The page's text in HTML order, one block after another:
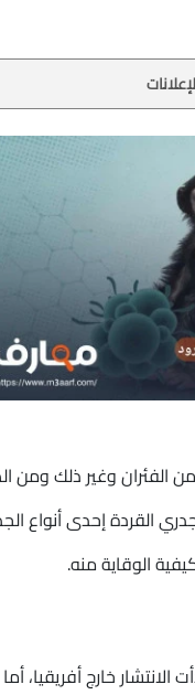
وغير ذلك ومن
القردة إحدى أنواع
الوقاية منه.
خارج